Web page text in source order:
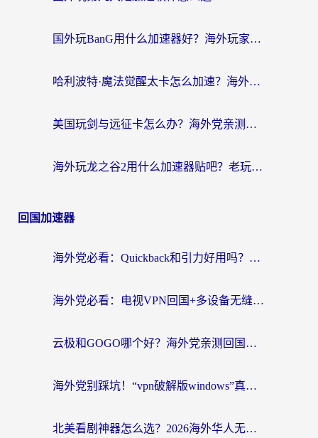
国外玩BanG用什么加速器好？海外玩家亲测的国服游戏加速终极方案
哈利波特·魔法觉醒太卡怎么加速？海外党亲测有效的国服游戏加速指南
美国玩剑与远征卡怎么办？海外党亲测有效的国服游戏加速指南
海外玩龙之谷2用什么加速器贴吧？老玩家实测推荐，附新加坡猎魂觉醒国外剑与远征加速攻略
回国加速器
海外党必看：Quickback和引力好用吗？3分钟搞懂回国加速器怎么选
海外党必看：电视VPN回国+多设备无缝访问国内资源的实用指南
云极和GOGO哪个好？海外党亲测回国加速器选择指南（附iOS免费&Windows VPN实用技巧）
海外党别踩坑！“vpn破解版windows”真的能用？教你选对回国加速器无缝刷国内资源
北美看剧神器怎么选？2026海外华人无缝访问国内资源全攻略